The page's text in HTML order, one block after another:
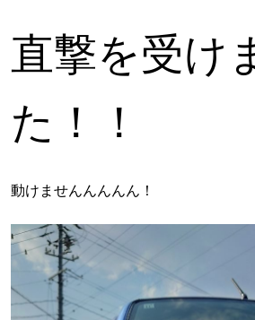
直撃を受け
た！！
動けませんんんんん！